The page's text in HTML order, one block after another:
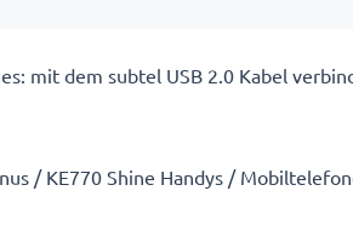
mit dem subtel USB 2.0 Kabel
/ KE770 Shine Handys /